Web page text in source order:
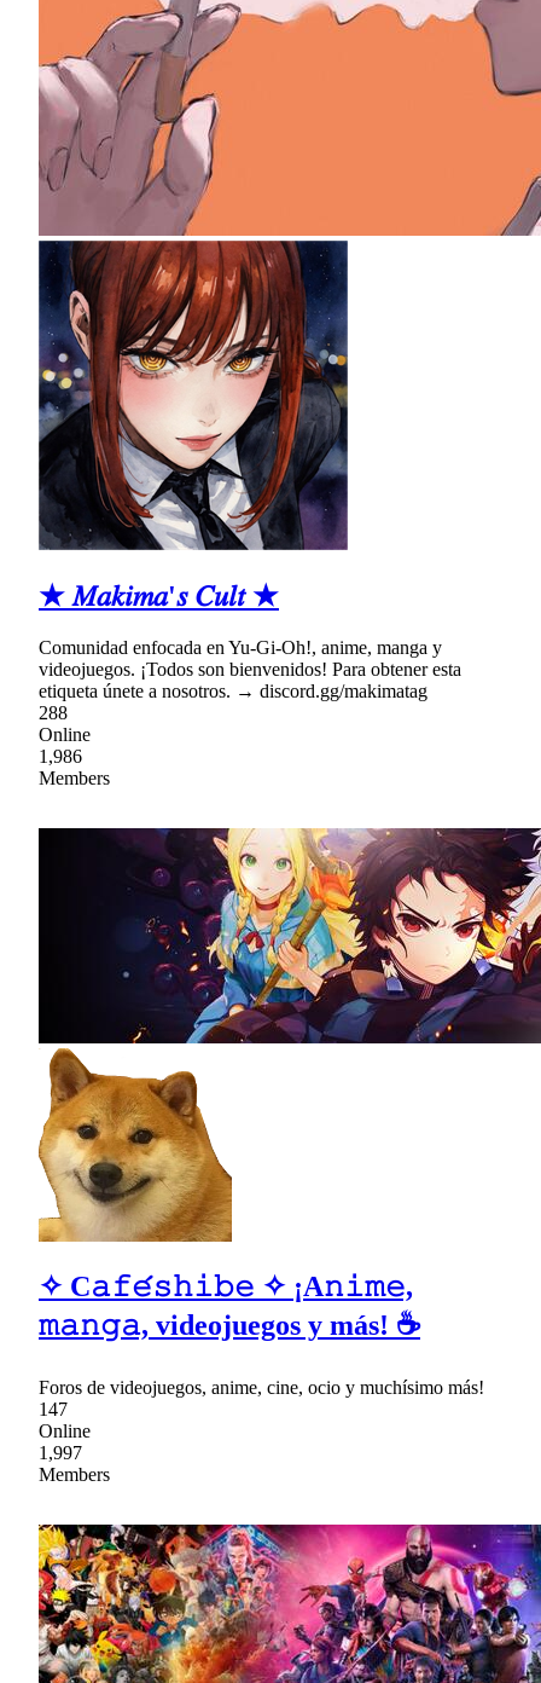
★ 𝑀𝑎𝑘𝑖𝑚𝑎'𝑠 𝐶𝑢𝑙𝑡 ★
Comunidad enfocada en Yu-Gi-Oh!, anime, manga y
videojuegos. ¡Todos son bienvenidos! Para obtener esta
etiqueta únete a nosotros. → discord.gg/makimatag
288
Online
1,986
Members
✧ C𝚊𝚏𝚎́𝚜𝚑𝚒𝚋𝚎 ✧ ¡A𝚗𝚒𝚖𝚎,
𝚖𝚊𝚗𝚐𝚊, videojuegos y más! ☕
Foros de videojuegos, anime, cine, ocio y muchísimo más!
147
Online
1,997
Members